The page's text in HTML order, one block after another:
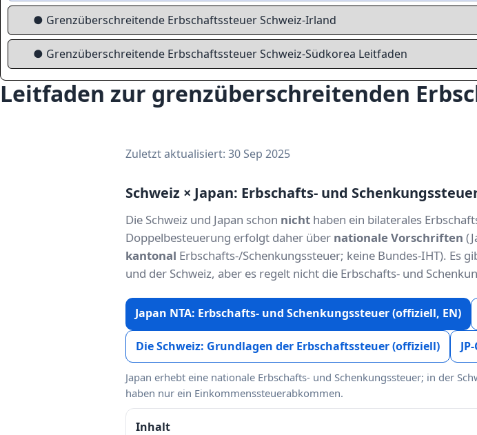
● Grenzüberschreitende Erbschaftssteuer Schweiz-Irland
● Grenzüberschreitende Erbschaftssteuer Schweiz-Südkorea Leitfaden
Leitfaden zur grenzüberschreitenden
Zuletzt aktualisiert: 30 Sep 2025
Schweiz × Japan: Erbschafts- und
Die Schweiz und Japan schon nicht haben ein bilaterales
Doppelbesteuerung erfolgt daher über nationale Vorschriften
kantonal Erbschafts-/Schenkungssteuer; keine Bundes-IHT). Es
und der Schweiz, aber es regelt nicht die Erbschafts- und
Japan NTA: Erbschafts- und Schenkungssteuer (offiziell, EN)
Die Schweiz: Grundlagen der Erbschaftssteuer (offiziell)
Japan erhebt eine nationale Erbschafts- und Schenkungssteuer; in der
haben nur ein Einkommenssteuerabkommen.
Inhalt